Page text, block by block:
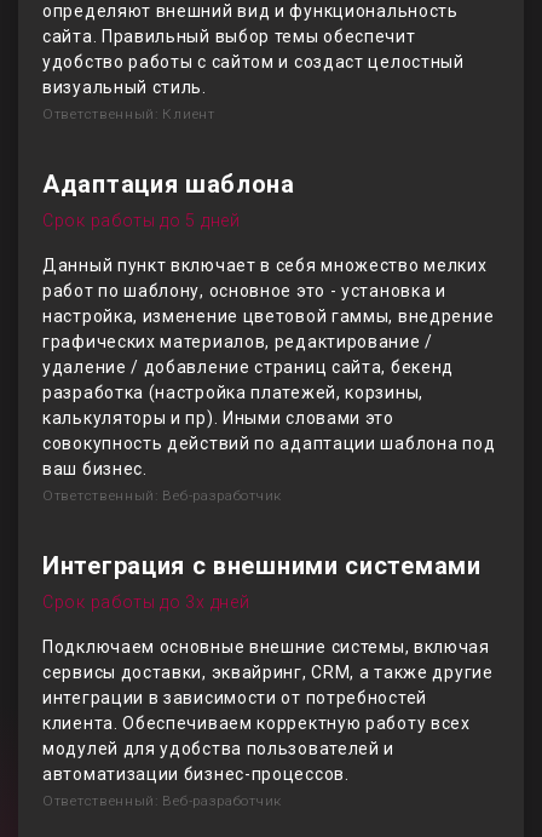
определяют внешний вид и функциональность
сайта. Правильный выбор темы обеспечит
удобство работы с сайтом и создаст целостный
визуальный стиль.
Ответственный: Клиент
Адаптация шаблона
Срок работы до 5 дней
Данный пункт включает в себя множество мелких
работ по шаблону, основное это - установка и
настройка, изменение цветовой гаммы, внедрение
графических материалов, редактирование /
удаление / добавление страниц сайта, бекенд
разработка (настройка платежей, корзины,
калькуляторы и пр). Иными словами это
совокупность действий по адаптации шаблона под
ваш бизнес.
Ответственный: Веб-разработчик
Интеграция с внешними системами
Срок работы до 3х дней
Подключаем основные внешние системы, включая
сервисы доставки, эквайринг, CRM, а также другие
интеграции в зависимости от потребностей
клиента. Обеспечиваем корректную работу всех
модулей для удобства пользователей и
автоматизации бизнес-процессов.
Ответственный: Веб-разработчик